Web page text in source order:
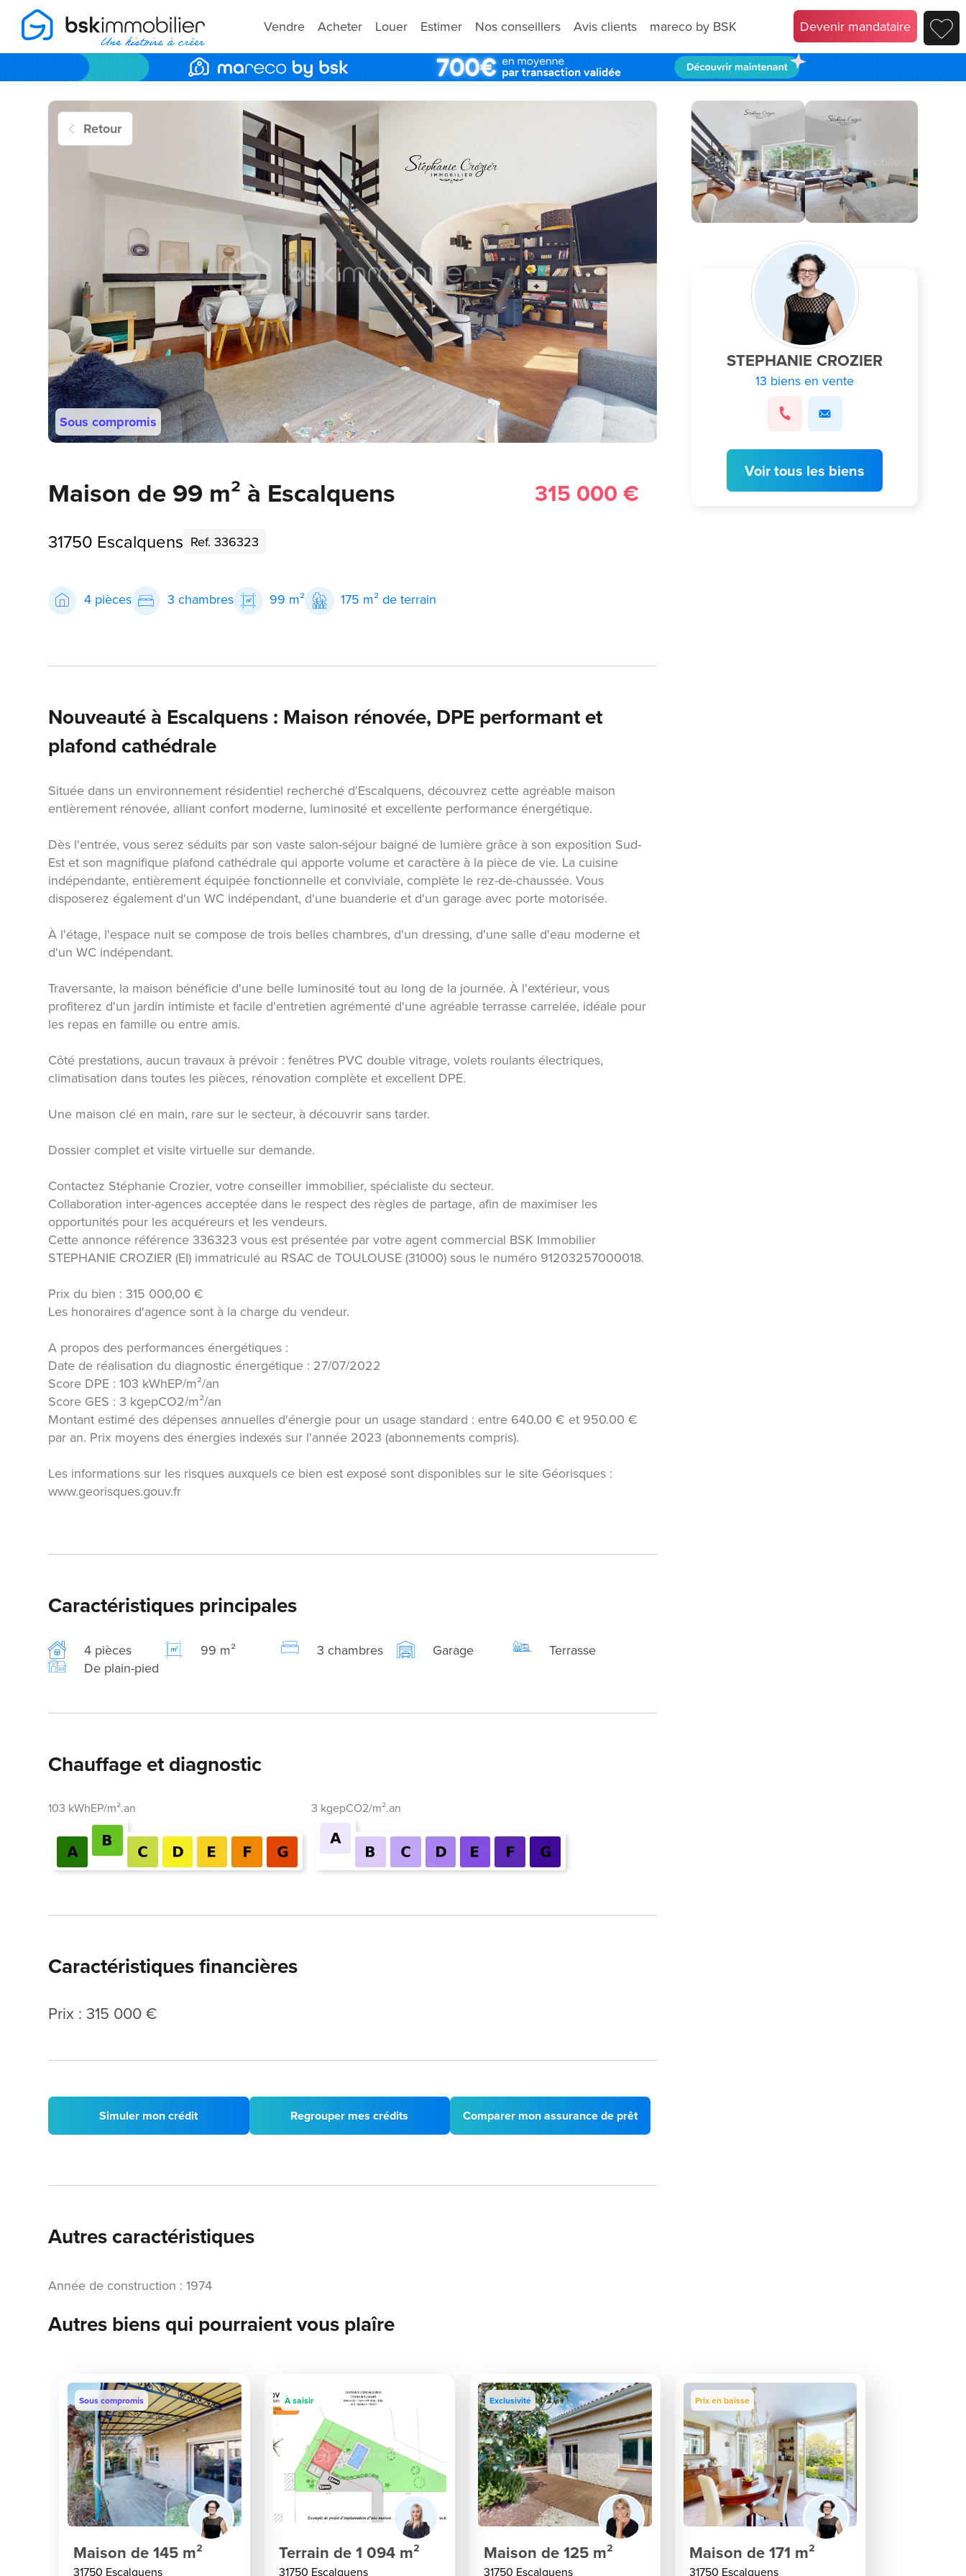
Vendre Acheter Louer Estimer Nos conseillers Avis clients mareco by BSK Devenir mandataire
Retour
Sous compromis
Maison de 99 m² à Escalquens 315 000 €
31750 Escalquens Ref. 336323
4 pièces 3 chambres 99 m² 175 m² de terrain
Nouveauté à Escalquens : Maison rénovée, DPE performant et
plafond cathédrale
Située dans un environnement résidentiel recherché d'Escalquens, découvrez cette agréable maison
entièrement rénovée, alliant confort moderne, luminosité et excellente performance énergétique.
Dès l'entrée, vous serez séduits par son vaste salon-séjour baigné de lumière grâce à son exposition Sud-
Est et son magnifique plafond cathédrale qui apporte volume et caractère à la pièce de vie. La cuisine
indépendante, entièrement équipée fonctionnelle et conviviale, complète le rez-de-chaussée. Vous
disposerez également d'un WC indépendant, d'une buanderie et d'un garage avec porte motorisée.
À l'étage, l'espace nuit se compose de trois belles chambres, d'un dressing, d'une salle d'eau moderne et
d'un WC indépendant.
Traversante, la maison bénéficie d'une belle luminosité tout au long de la journée. À l'extérieur, vous
profiterez d'un jardin intimiste et facile d'entretien agrémenté d'une agréable terrasse carrelée, idéale pour
les repas en famille ou entre amis.
Côté prestations, aucun travaux à prévoir : fenêtres PVC double vitrage, volets roulants électriques,
climatisation dans toutes les pièces, rénovation complète et excellent DPE.
Une maison clé en main, rare sur le secteur, à découvrir sans tarder.
Dossier complet et visite virtuelle sur demande.
Contactez Stéphanie Crozier, votre conseiller immobilier, spécialiste du secteur.
Collaboration inter-agences acceptée dans le respect des règles de partage, afin de maximiser les
opportunités pour les acquéreurs et les vendeurs.
Cette annonce référence 336323 vous est présentée par votre agent commercial BSK Immobilier
STEPHANIE CROZIER (EI) immatriculé au RSAC de TOULOUSE (31000) sous le numéro 91203257000018.
Prix du bien : 315 000,00 €
Les honoraires d'agence sont à la charge du vendeur.
A propos des performances énergétiques :
Date de réalisation du diagnostic énergétique : 27/07/2022
Score DPE : 103 kWhEP/m²/an
Score GES : 3 kgepCO2/m²/an
Montant estimé des dépenses annuelles d'énergie pour un usage standard : entre 640.00 € et 950.00 €
par an. Prix moyens des énergies indexés sur l'année 2023 (abonnements compris).
Les informations sur les risques auxquels ce bien est exposé sont disponibles sur le site Géorisques :
www.georisques.gouv.fr
Caractéristiques principales
4 pièces 99 m² 3 chambres Garage
Terrasse
De plain-pied
Chauffage et diagnostic
103 kWhEP/m².an 3 kgepCO2/m².an
Caractéristiques financières
Prix : 315 000 €
Simuler mon crédit Regrouper mes crédits Comparer mon assurance de prêt
Autres caractéristiques
Année de construction : 1974
STEPHANIE CROZIER
13 biens en vente
Voir tous les biens
Autres biens qui pourraient vous plaîre
Sous compromis
Maison de 145 m²
31750 Escalquens
À saisir
Terrain de 1 094 m²
31750 Escalquens
Exclusivité
Maison de 125 m²
31750 Escalquens
Prix en baisse
Maison de 171 m²
31750 Escalquens